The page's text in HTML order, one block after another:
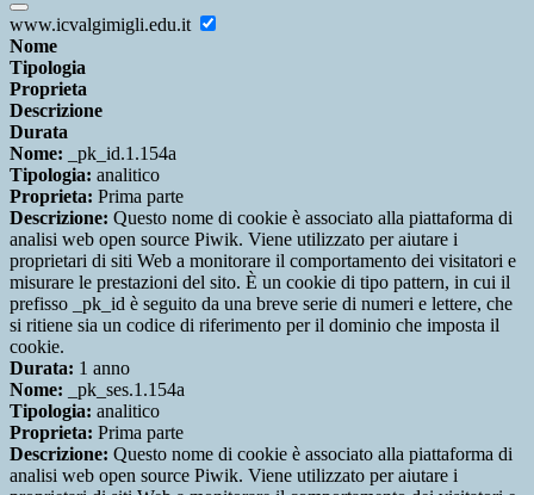
www.icvalgimigli.edu.it
Nome
Tipologia
Proprieta
Descrizione
Durata
Nome: _pk_id.1.154a
Tipologia: analitico
Proprieta: Prima parte
Descrizione: Questo nome di cookie è associato alla piattaforma di
analisi web open source Piwik. Viene utilizzato per aiutare i
proprietari di siti Web a monitorare il comportamento dei visitatori e
misurare le prestazioni del sito. È un cookie di tipo pattern, in cui il
prefisso _pk_id è seguito da una breve serie di numeri e lettere, che
si ritiene sia un codice di riferimento per il dominio che imposta il
cookie.
Durata: 1 anno
Nome: _pk_ses.1.154a
Tipologia: analitico
Proprieta: Prima parte
Descrizione: Questo nome di cookie è associato alla piattaforma di
analisi web open source Piwik. Viene utilizzato per aiutare i